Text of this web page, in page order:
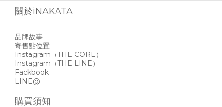
關於iNAKATA
品牌故事
寄售點位置
Instagram （THE CORE）
Instagram （THE LINE）
Fackbook
LINE@
購買須知